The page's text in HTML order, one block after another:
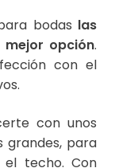
bodas las
mejor opción.
con el
con unos
grandes, para
techo. Con